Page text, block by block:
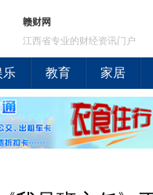
赣财网
江西省专业的财经资讯门户
乐 教育 家居